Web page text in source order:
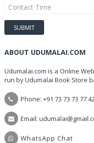
ABOUT UDUMALAI.COM
Udumalai.com is a Online
run by Udumalai Book Store
Phone: +91 73 73 73 77
Email:
WhatsApp Chat